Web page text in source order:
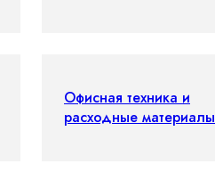
Офисная техника и
расходные материалы